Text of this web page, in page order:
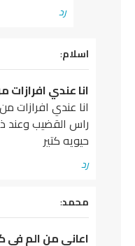
انا عندي افرازات من
انا عندي افرازات من
راس القضيب وعند
حيويه كتير
اعاني من الم في كل